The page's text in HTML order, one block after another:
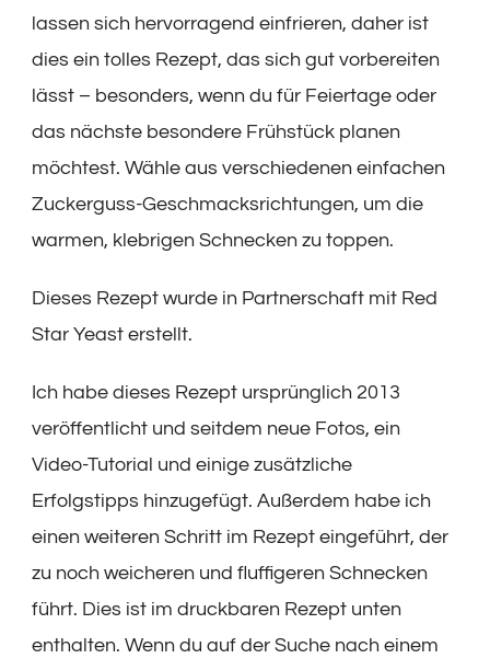
lassen sich hervorragend einfrieren, daher ist
dies ein tolles Rezept, das sich gut vorbereiten
lässt – besonders, wenn du für Feiertage oder
das nächste besondere Frühstück planen
möchtest. Wähle aus verschiedenen einfachen
Zuckerguss-Geschmacksrichtungen, um die
warmen, klebrigen Schnecken zu toppen.
Dieses Rezept wurde in Partnerschaft mit Red
Star Yeast erstellt.
Ich habe dieses Rezept ursprünglich 2013
veröffentlicht und seitdem neue Fotos, ein
Video-Tutorial und einige zusätzliche
Erfolgstipps hinzugefügt. Außerdem habe ich
einen weiteren Schritt im Rezept eingeführt, der
zu noch weicheren und fluffigeren Schnecken
führt. Dies ist im druckbaren Rezept unten
enthalten. Wenn du auf der Suche nach einem